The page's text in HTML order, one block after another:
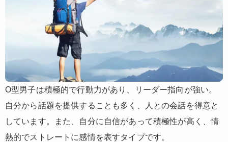
O型男子は積極的で行動力があり、リーダー指向が強い。
自分から話題を提供することも多く、人との会話を得意と
しています。また、自分に自信があって積極性が高く、情
熱的でストレートに感情を表すタイプです。